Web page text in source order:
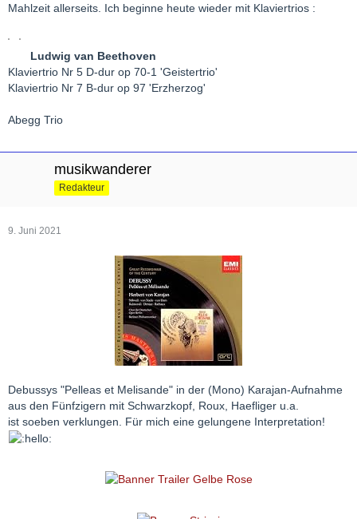
Mahlzeit allerseits. Ich beginne heute wieder mit Klaviertrios :
Ludwig van Beethoven
Klaviertrio Nr 5 D-dur op 70-1 'Geistertrio'
Klaviertrio Nr 7 B-dur op 97 'Erzherzog'
Abegg Trio
musikwanderer
Redakteur
9. Juni 2021
Debussys "Pelleas et Melisande" in der (Mono) Karajan-Aufnahme
aus den Fünfzigern mit Schwarzkopf, Roux, Haefliger u.a.
ist soeben verklungen. Für mich eine gelungene Interpretation!